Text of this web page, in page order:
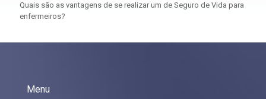
Quais são as vantagens de se realizar um de Seguro de Vida para
enfermeiros?
Menu